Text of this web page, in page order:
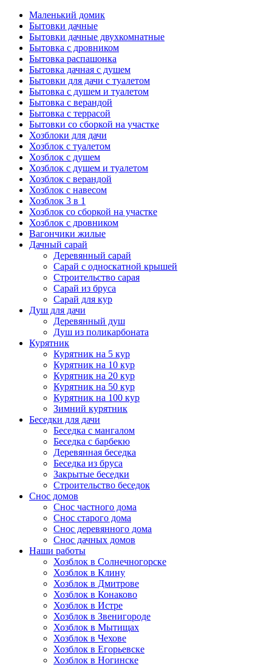
Маленький домик
Бытовки дачные
Бытовки дачные двухкомнатные
Бытовка с дровником
Бытовка распашонка
Бытовка дачная с душем
Бытовки для дачи с туалетом
Бытовка с душем и туалетом
Бытовка с верандой
Бытовка с террасой
Бытовки со сборкой на участке
Хозблоки для дачи
Хозблок с туалетом
Хозблок с душем
Хозблок с душем и туалетом
Хозблок с верандой
Хозблок с навесом
Хозблок 3 в 1
Хозблок со сборкой на участке
Хозблок с дровником
Вагончики жилые
Дачный сарай
Деревянный сарай
Cарай с односкатной крышей
Строительство сарая
Сарай из бруса
Сарай для кур
Душ для дачи
Деревянный душ
Душ из поликарбоната
Курятник
Курятник на 5 кур
Курятник на 10 кур
Курятник на 20 кур
Курятник на 50 кур
Курятник на 100 кур
Зимний курятник
Беседки для дачи
Беседка с мангалом
Беседка с барбекю
Деревянная беседка
Беседка из бруса
Закрытые беседки
Строительство беседок
Снос домов
Снос частного дома
Снос старого дома
Снос деревянного дома
Снос дачных домов
Наши работы
Хозблок в Солнечногорске
Хозблок в Клину
Хозблок в Дмитрове
Хозблок в Конаково
Хозблок в Истре
Хозблок в Звенигороде
Хозблок в Мытищах
Хозблок в Чехове
Хозблок в Егорьевске
Хозблок в Ногинске